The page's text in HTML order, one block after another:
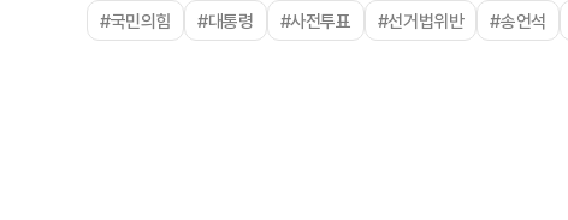
#국민의힘 #대통령 #사전투표 #선거법위반 #송언석